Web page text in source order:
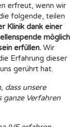
folgende, teilen
Klinik dank einer
möglich
erfüllen. Wir
Erfahrung dieser
gerührt hat.
dass unsere
ganze Verfahren